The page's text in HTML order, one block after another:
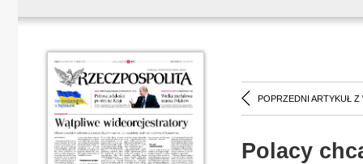
POPRZEDNI ARTYKUŁ Z
Polacy